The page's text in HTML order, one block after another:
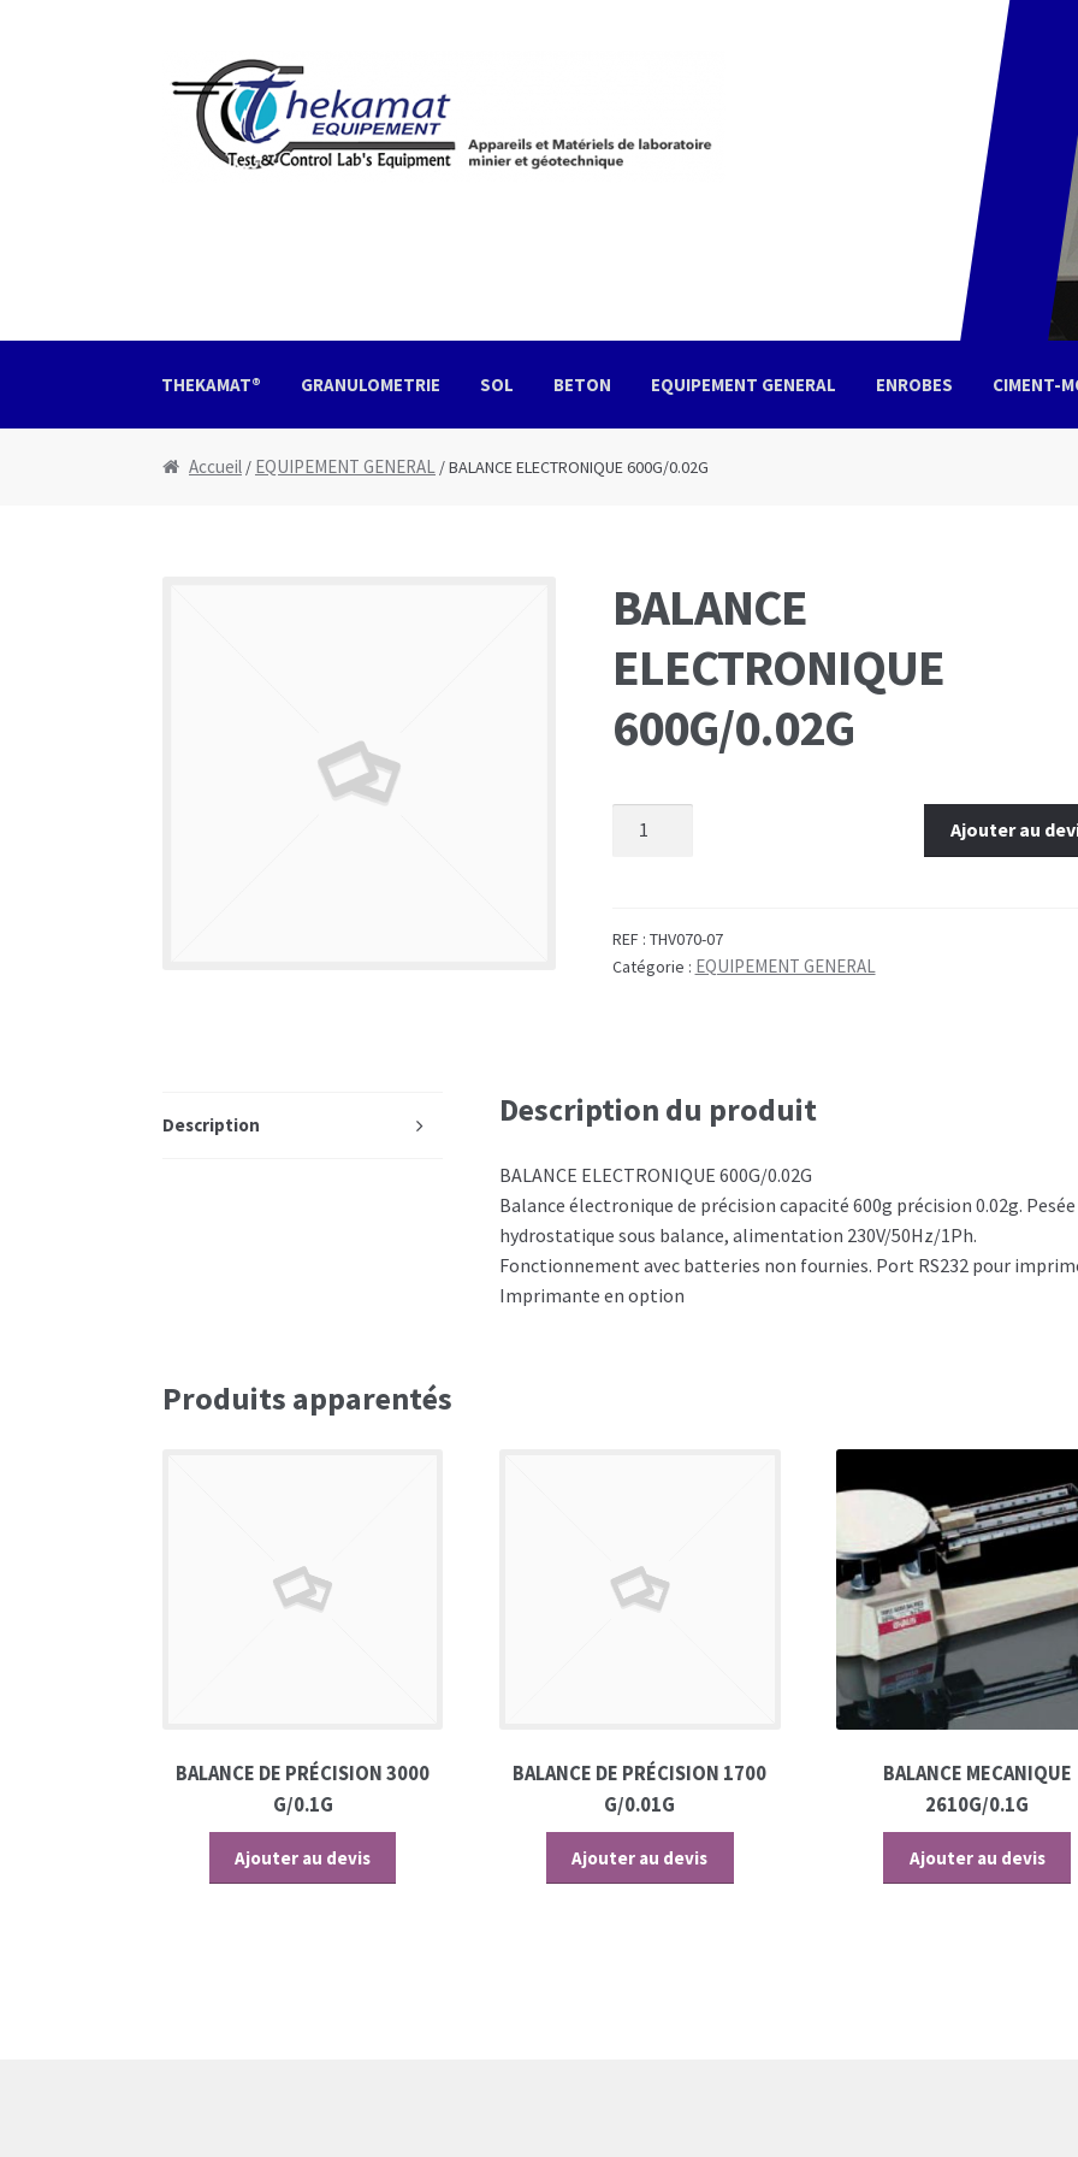
Aller à la navigation
Aller au contenu
THEKAMAT® GRANULOMETRIE SOL BETON EQUIPEMENT GENERAL ENROBES CIMENT-
AccueilBoutiqueDevis Mon CompteNous contacter Votre demande de devis
Accueil/ EQUIPEMENT GENERAL / BALANCE ELECTRONIQUE 600G/0.02G
BALANCE
ELECTRONIQUE
600G/0.02G
Ajouter au
REF : THV070-07
Catégorie : EQUIPEMENT GENERAL
Description Description du produit
BALANCE ELECTRONIQUE 600G/0.02G
Balance électronique de précision capacité 600g précision 0.02g. Pesée
hydrostatique sous balance, alimentation 230V/50Hz/1Ph.
Fonctionnement avec batteries non fournies. Port RS232 pour
Imprimante en option
Produits apparentés
BALANCE DE PRÉCISION 3000
G/0.1G
Ajouter au devis
BALANCE DE PRÉCISION 1700
G/0.01G
Ajouter au devis
BALANCE MECANIQUE
2610G/0.1G
Ajouter au devis